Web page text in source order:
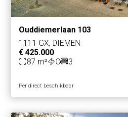
Ouddiemerlaan 103
1111 GX, DIEMEN
€ 425.000
87 m²
C 3
Per direct beschikbaar